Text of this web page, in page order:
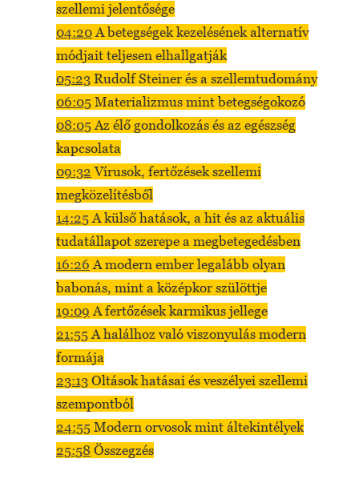
szellemi jelentősége
04:20A betegségek kezelésének alternatív
módjait teljesen elhallgatják
05:23 Rudolf Steiner és a szellemtudomány
06:05 Materializmus mint betegségokozó
08:05Az élő gondolkozás és az egészség
kapcsolata
09:32 Vírusok, fertőzések szellemi
megközelítésből
14:25A külső hatások, a hit és az aktuális
tudatállapot szerepe a megbetegedésben
16:26 A modern ember legalább olyan
babonás, mint a középkor szülöttje
19:09 A fertőzések karmikus jellege
21:55A halálhoz való viszonyulás modern
formája
23:13 Oltások hatásai és veszélyei szellemi
szempontból
24:55 Modern orvosok mint áltekintélyek
25:58 Összegzés